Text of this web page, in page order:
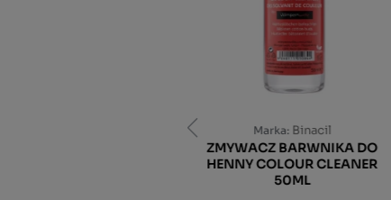
Marka: Binacil
ZMYWACZ BARWNIKA DO
HENNY COLOUR CLEANER
50ML